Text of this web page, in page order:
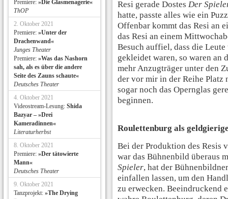
Resi gerade Dostes Der
hatte, passte alles wie ein
Offenbar kommt das Resi an
das Resi an einem
Besuch auffiel, dass die
gekleidet waren, so waren an
mehr Anzugträger unter den
der vor mir in der Reihe Platz
sogar noch das Opernglas
beginnen.
Roulettenburg als
Bei der Produktion des Resis
war das Bühnenbild überaus
Spieler, hat der
einfallen lassen, um den
zu erwecken. Beeindruckend
Premiere: »Die Glasmenagerie«
ThOP
2. Oktober 2021
Premiere: »Unter der
Drachenwand«
Junges Theater
Premiere: »Was das Nashorn
sah, als es über die andere
Seite des Zauns schaute«
Deutsches Theater
4. Oktober 2021
Videostream-Lesung: Shida
Bazyar – »Drei
Kameradinnen«
Literaturherbst
8. Oktober 2021
Premiere: »Der tätowierte
Mann«
Deutsches Theater
9. Oktober 2021
Tanzprojekt: »The Drying